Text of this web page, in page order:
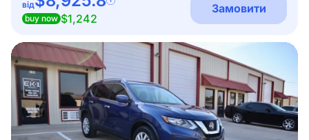
від
buy now $1,242
Замовити